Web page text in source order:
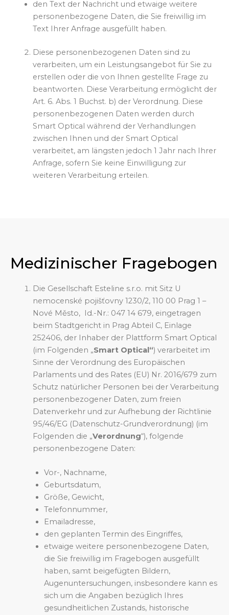
den Text der Nachricht und etwaige weitere
personenbezogene Daten, die Sie freiwillig im
Text Ihrer Anfrage ausgefüllt haben.
Diese personenbezogenen Daten sind zu
verarbeiten, um ein Leistungsangebot für Sie zu
erstellen oder die von Ihnen gestellte Frage zu
beantworten. Diese Verarbeitung ermöglicht der
Art. 6. Abs. 1 Buchst. b) der Verordnung. Diese
personenbezogenen Daten werden durch
Smart Optical während der Verhandlungen
zwischen Ihnen und der Smart Optical
verarbeitet, am längsten jedoch 1 Jahr nach Ihrer
Anfrage, sofern Sie keine Einwilligung zur
weiteren Verarbeitung erteilen.
Medizinischer Fragebogen
Die Gesellschaft Esteline s.r.o. mit Sitz U
nemocenské pojišťovny 1230/2, 110 00 Prag 1 –
Nové Město, Id.-Nr.: 047 14 679, eingetragen
beim Stadtgericht in Prag Abteil C, Einlage
252406, der Inhaber der Plattform Smart Optical
(im Folgenden „Smart Optical“) verarbeitet im
Sinne der Verordnung des Europäischen
Parlaments und des Rates (EU) Nr. 2016/679 zum
Schutz natürlicher Personen bei der Verarbeitung
personenbezogener Daten, zum freien
Datenverkehr und zur Aufhebung der Richtlinie
95/46/EG (Datenschutz-Grundverordnung) (im
Folgenden die „Verordnung“), folgende
personenbezogene Daten:
Vor-, Nachname,
Geburtsdatum,
Größe, Gewicht,
Telefonnummer,
Emailadresse,
den geplanten Termin des Eingriffes,
etwaige weitere personenbezogene Daten,
die Sie freiwillig im Fragebogen ausgefüllt
haben, samt beigefügten Bildern,
Augenuntersuchungen, insbesondere kann es
sich um die Angaben bezüglich Ihres
gesundheitlichen Zustands, historische